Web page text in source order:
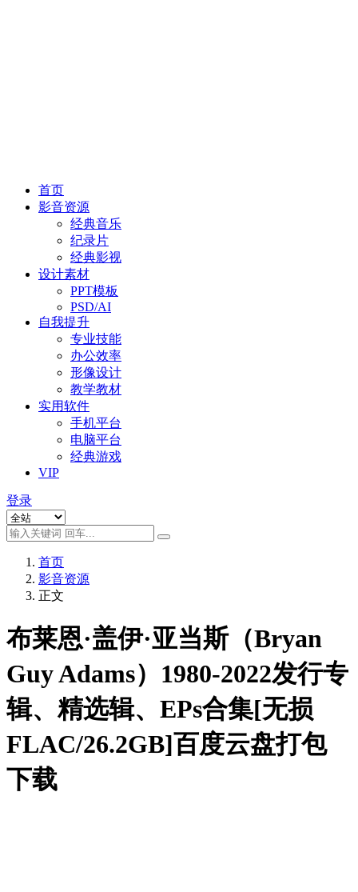
首页
影音资源
经典音乐
纪录片
经典影视
设计素材
PPT模板
PSD/AI
自我提升
专业技能
办公效率
形像设计
教学教材
实用软件
手机平台
电脑平台
经典游戏
VIP
登录
首页
影音资源
正文
布莱恩·盖伊·亚当斯（Bryan
Guy Adams）1980-2022发行专
辑、精选辑、EPs合集[无损
FLAC/26.2GB]百度云盘打包
下载